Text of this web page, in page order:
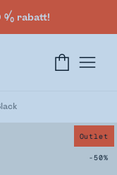
% rabatt!
Outlet
-50%